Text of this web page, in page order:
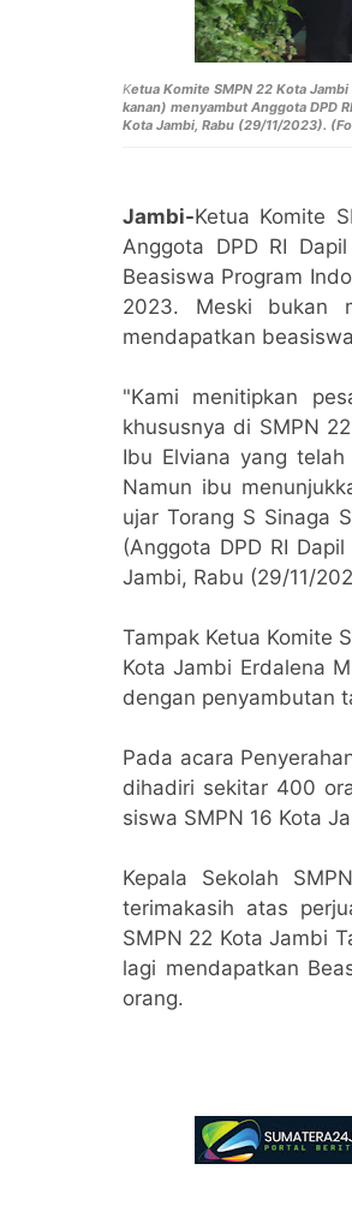
Ketua Komite SMPN 22 Kota
kanan)menyambut Anggota DPD
Kota Jambi, Rabu (29/11/2023).
Jambi-Ketua Komite
Anggota DPD RI
Beasiswa Program
2023. Meski bukan
mendapatkan
"Kami menitipkan
khususnya di SMPN
Ibu Elviana yang
Namun ibu
ujar Torang S Sinaga
(Anggota DPD RI
Jambi, Rabu (29/11/
Tampak Ketua Komite
Kota Jambi Erdalena
dengan penyambutan
Pada acara
dihadiri sekitar 400
siswa SMPN 16 Kota
Kepala Sekolah
terimakasih atas
SMPN 22 Kota Jambi
lagi mendapatkan
orang.